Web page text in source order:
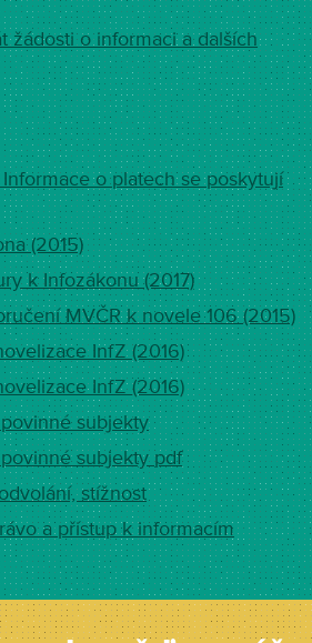
žádosti o informaci a dalších
o platech se poskytují
(2015)
k Infozákonu (2017)
MVČR k novele 106 (2015)
InfZ (2016)
InfZ (2016)
subjekty
subjekty pdf
stížnost
a přístup k informacím